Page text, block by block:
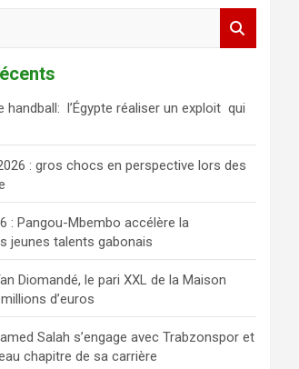
handball: l’Égypte réaliser un exploit qui
: gros chocs en perspective lors des
: Pangou-Mbembo accélère la
jeunes talents gabonais
Diomandé, le pari XXL de la Maison
d’euros
Salah s’engage avec Trabzonspor et
chapitre de sa carrière